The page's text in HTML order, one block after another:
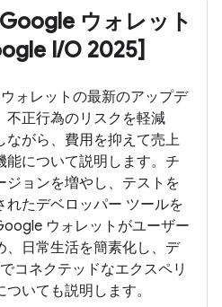
ウォレット
I/O 2025]
ォレットの最新のアップデ
不正行為のリスクを軽減
ながら、費用を抑えて売上
能について説明します。チ
ジョンを増やし、テストを
たデベロッパー ツールを
ウォレットがユーザー
、日常生活を簡素化し、デ
コネクテッドなエクスペリ
いても説明します。